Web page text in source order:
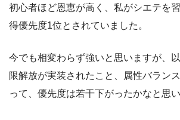
初心者ほど恩恵が高く、私がシエテを
得優先度1位とされていました。
今でも相変わらず強いと思いますが、
限解放が実装されたこと、属性バラン
って、優先度は若干下がったかなと思い